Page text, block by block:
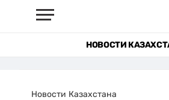
НОВОСТИ
Новости Казахстана